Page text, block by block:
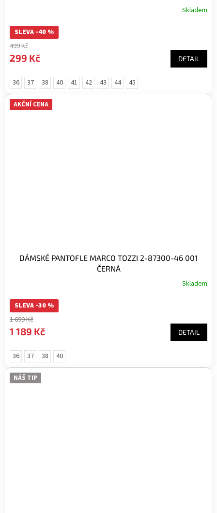
Skladem
SLEVA -40 %
499 Kč
299 Kč DETAIL
36 37 38 40 41 42 43 44 45
AKČNÍ CENA
DÁMSKÉ PANTOFLE MARCO TOZZI 2-87300-46 001
ČERNÁ
Skladem
SLEVA -30 %
1 699 Kč
1 189 Kč DETAIL
36 37 38 40
NÁŠ TIP